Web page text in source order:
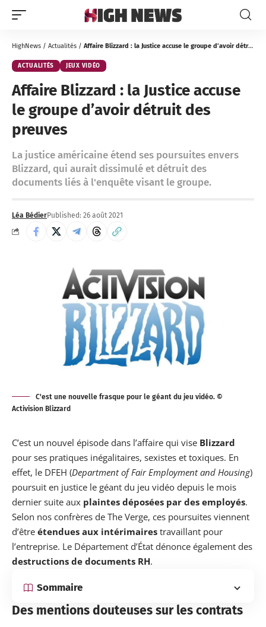
HighNews / Actualités / Affaire Blizzard : la Justice accuse le groupe d’avoir détruit des preuves
ACTUALITÉS JEUX VIDÉO
Affaire Blizzard : la Justice accuse
le groupe d’avoir détruit des
preuves
La justice américaine étend ses poursuites envers
Blizzard, qui aurait dissimulé et détruit des
documents liés à l'enquête visant le groupe.
Léa BédierPublished: 26 août 2021
C'est une nouvelle frasque pour le géant du jeu vidéo. ©
Activision Blizzard
C’est un nouvel épisode dans l’affaire qui vise Blizzard
pour ses pratiques inégalitaires, sexistes et toxiques. En
effet, le DFEH (Department of Fair Employment and Housing)
poursuit en justice le géant du jeu vidéo depuis le mois
dernier suite aux plaintes déposées par des employés.
Selon nos confrères de The Verge, ces poursuites viennent
d’être étendues aux intérimaires travaillant pour
l’entreprise. Le Département d’État dénonce également des
destructions de documents RH.
Sommaire
Des mentions douteuses sur les contrats